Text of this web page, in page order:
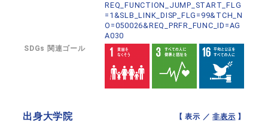
REQ_FUNCTION_JUMP_START_FLG
=1&SLB_LINK_DISP_FLG=99&TCH_N
O=050026&REQ_PRFR_FUNC_ID=AG
A030
SDGs 関連ゴール
出身大学院 【 表示 ／非表示 】